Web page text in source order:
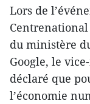
Lors de
du ministère
Google, le
déclaré que
l’économie